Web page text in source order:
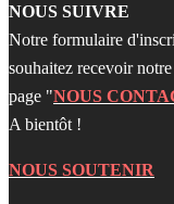
NOUS SUIVRE
Notre formulaire
souhaitez recevoir notre
page "NOUS
A bientôt !
NOUS SOUTENIR